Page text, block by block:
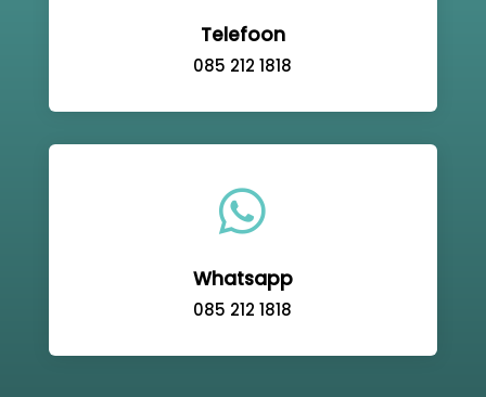
Telefoon
085 212 1818

Whatsapp
085 212 1818